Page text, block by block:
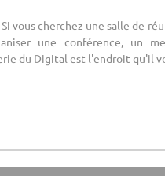
vous cherchez une salle de
une conférence, un
du Digital est l'endroit qu'il